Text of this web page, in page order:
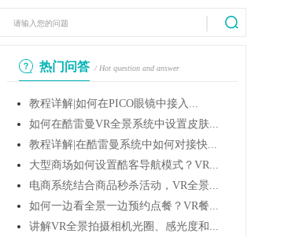
热门问答 / Hot question and answer
教程详解|如何在PICO眼镜中接入...
如何在酷雷曼VR全景系统中设置皮肤...
教程详解|在酷雷曼系统中如何对接快...
大型商场如何设置酷客导航模式？VR...
电商系统结合商品秒杀活动，VR全景...
如何一边看全景一边预约点餐？VR餐...
讲解VR全景拍摄相机光圈、感光度和...